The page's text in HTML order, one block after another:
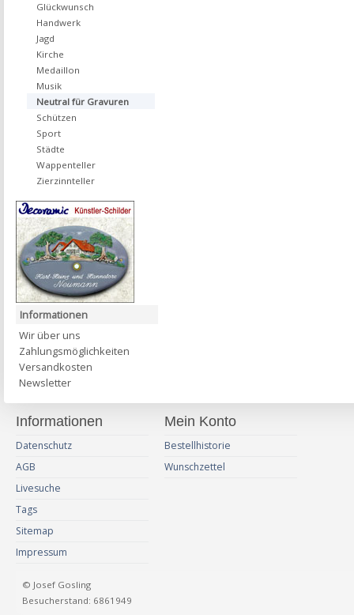
Glückwunsch
Handwerk
Jagd
Kirche
Medaillon
Musik
Neutral für Gravuren
Schützen
Sport
Städte
Wappenteller
Zierzinnteller
Informationen
Wir über uns
Zahlungsmöglichkeiten
Versandkosten
Newsletter
Informationen
Datenschutz
AGB
Livesuche
Tags
Sitemap
Impressum
Mein Konto
Bestellhistorie
Wunschzettel
© Josef Gosling
Besucherstand: 6861949